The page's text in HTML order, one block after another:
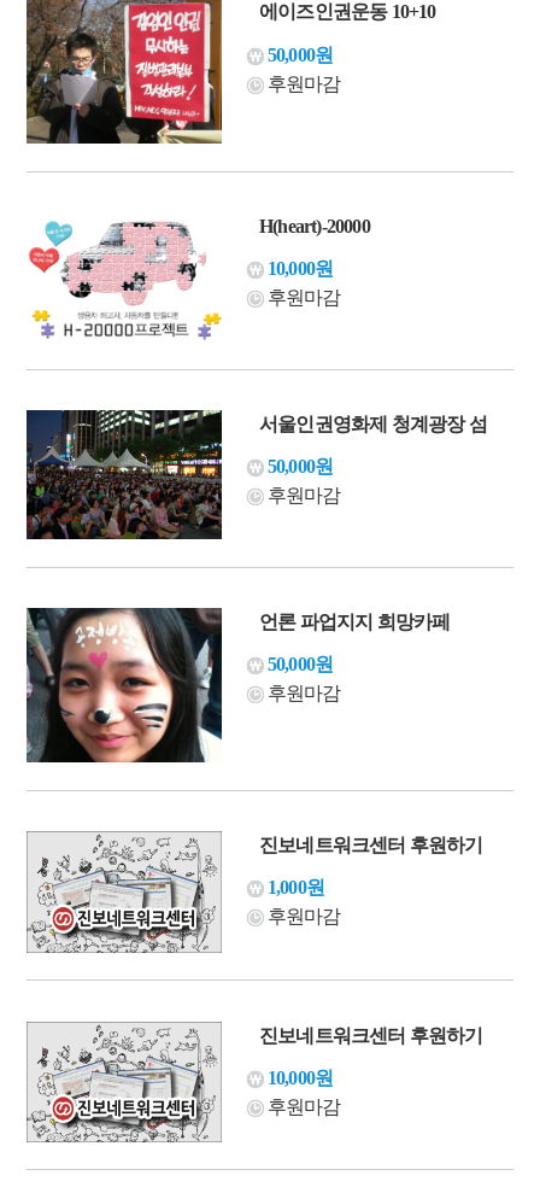
에이즈인권운동 10+10
50,000원
후원마감
H(heart)-20000
10,000원
후원마감
서울인권영화제 청계광장 섬
50,000원
후원마감
언론 파업지지 희망카페
50,000원
후원마감
진보네트워크센터 후원하기
1,000원
후원마감
진보네트워크센터 후원하기
10,000원
후원마감